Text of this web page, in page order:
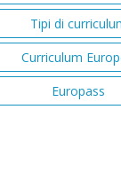
Tipi di
Curriculum
Europass